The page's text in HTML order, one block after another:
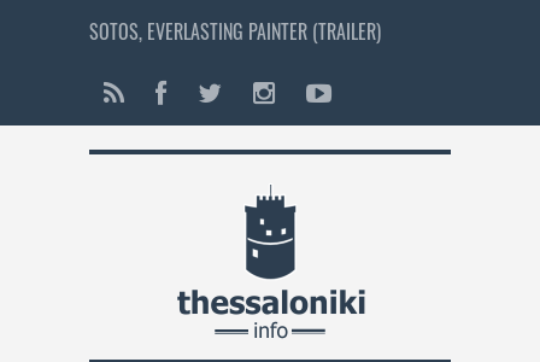
SOTOS, EVERLASTING PAINTER (TRAILER)